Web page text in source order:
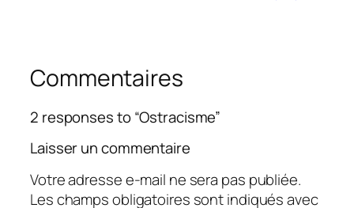
Commentaires
2 responses to “Ostracisme”
Laisser un commentaire
Votre adresse e-mail ne sera pas publiée.
Les champs obligatoires sont indiqués avec